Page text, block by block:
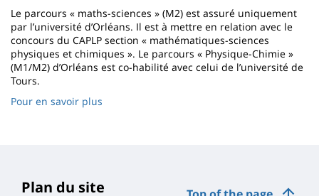
Le parcours « maths-sciences » (M2) est assuré uniquement
par l’université d’Orléans. Il est à mettre en relation avec le
concours du CAPLP section « mathématiques-sciences
physiques et chimiques ». Le parcours « Physique-Chimie »
(M1/M2) d’Orléans est co-habilité avec celui de l’université de
Tours.
Pour en savoir plus
Plan du site